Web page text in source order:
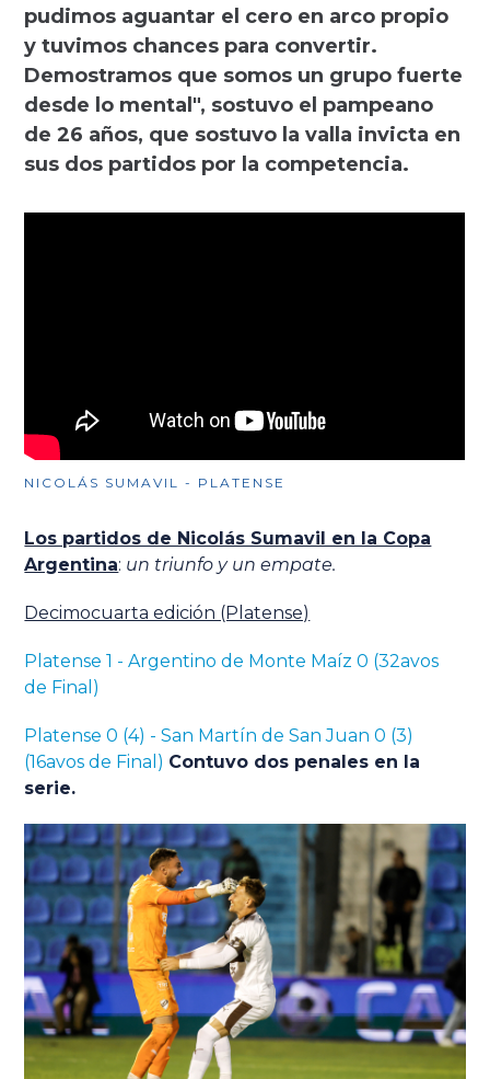
pudimos aguantar el cero en arco propio
y tuvimos chances para convertir.
Demostramos que somos un grupo fuerte
desde lo mental", sostuvo el pampeano
de 26 años, que sostuvo la valla invicta en
sus dos partidos por la competencia.
NICOLÁS SUMAVIL - PLATENSE
Los partidos de Nicolás Sumavil en la Copa
Argentina: un triunfo y un empate.
Decimocuarta edición (Platense)
Platense 1 - Argentino de Monte Maíz 0 (32avos
de Final)
Platense 0 (4) - San Martín de San Juan 0 (3)
(16avos de Final) Contuvo dos penales en la
serie.